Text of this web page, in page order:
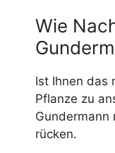
Wie
Ist Ihnen das
Pflanze zu
Gundermann
rücken.